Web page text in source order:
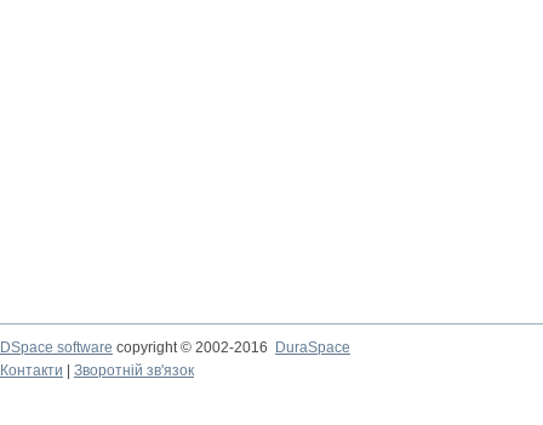
DSpace software copyright © 2002-2016
DuraSpace
Контакти
Зворотній зв'язок